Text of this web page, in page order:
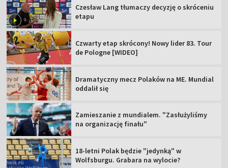
Czesław Lang tłumaczy decyzję o skróceniu
etapu
Czwarty etap skrócony! Nowy lider 83. Tour
de Pologne [WIDEO]
Dramatyczny mecz Polaków na ME. Mundial
oddalił się
Zamieszanie z mundialem. "Zasłużyliśmy
na organizację finału"
18-letni Polak będzie "jedynką" w
Wolfsburgu. Grabara na wylocie?